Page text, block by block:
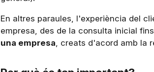
En altres paraules, l'experiència del
empresa, des de la consulta inicial
una empresa, creats d'acord amb la